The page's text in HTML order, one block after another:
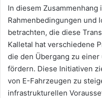
In diesem
Rahmenbedingungen und
betrachten, die diese
Kalletal hat verschiedene
die den Übergang zu
fördern. Diese Initiativen
von E-Fahrzeugen zu
infrastrukturellen